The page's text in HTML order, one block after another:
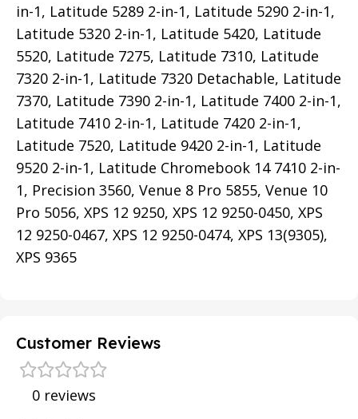
in-1, Latitude 5289 2-in-1, Latitude 5290 2-in-1,
Latitude 5320 2-in-1, Latitude 5420, Latitude
5520, Latitude 7275, Latitude 7310, Latitude
7320 2-in-1, Latitude 7320 Detachable, Latitude
7370, Latitude 7390 2-in-1, Latitude 7400 2-in-1,
Latitude 7410 2-in-1, Latitude 7420 2-in-1,
Latitude 7520, Latitude 9420 2-in-1, Latitude
9520 2-in-1, Latitude Chromebook 14 7410 2-in-
1, Precision 3560, Venue 8 Pro 5855, Venue 10
Pro 5056, XPS 12 9250, XPS 12 9250-0450, XPS
12 9250-0467, XPS 12 9250-0474, XPS 13(9305),
XPS 9365
Customer Reviews
0 reviews